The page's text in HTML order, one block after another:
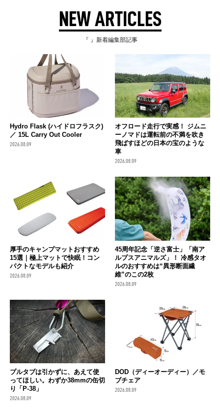
NEW ARTICLES
『 』新着編集部記事
Hydro Flask (ハイドロフラスク)
／ 15L Carry Out Cooler
2026.08.09
オフロード走行で実感！ ジムニ
ーノマドは運転前の不満を吹き
飛ばすほどの日本の宝のような
車
2026.08.09
厚手のキャンプマットおすすめ
15選｜極上マットで快眠！コン
パクトなモデルも紹介
2026.08.09
45周年記念「逆さ富士」「南ア
ルプスアニマルズ」！ 冷感タオ
ルのおすすめは“異形断面繊
維”のこの2枚
2026.08.09
プルタブは引かずに、あえて使
ってほしい。わずか38mmの缶切
り「P-38」
2026.08.09
DOD（ディーオーディー）／モ
ブチェア
2026.08.09